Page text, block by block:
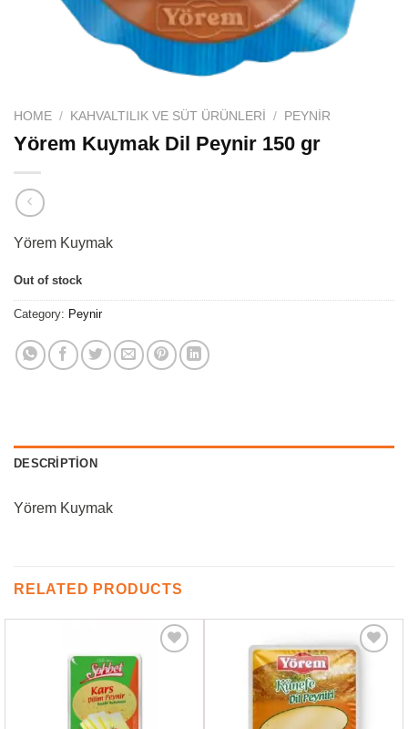
HOME / KAHVALTILIK VE SÜT ÜRÜNLERI / PEYNIR
Yörem Kuymak Dil Peynir 150 gr
Yörem Kuymak
Out of stock
Category: Peynir
DESCRIPTION
Yörem Kuymak
RELATED PRODUCTS
Favorilere
Ekle